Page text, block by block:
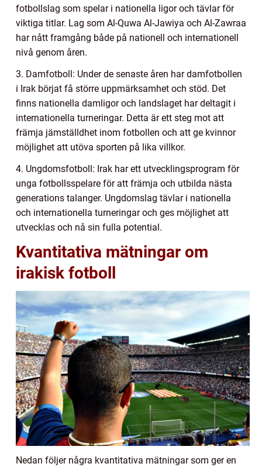
fotbollslag som spelar i nationella ligor och tävlar för
viktiga titlar. Lag som Al-Quwa Al-Jawiya och Al-Zawraa
har nått framgång både på nationell och internationell
nivå genom åren.
3. Damfotboll: Under de senaste åren har damfotbollen
i Irak börjat få större uppmärksamhet och stöd. Det
finns nationella damligor och landslaget har deltagit i
internationella turneringar. Detta är ett steg mot att
främja jämställdhet inom fotbollen och att ge kvinnor
möjlighet att utöva sporten på lika villkor.
4. Ungdomsfotboll: Irak har ett utvecklingsprogram för
unga fotbollsspelare för att främja och utbilda nästa
generations talanger. Ungdomslag tävlar i nationella
och internationella turneringar och ges möjlighet att
utvecklas och nå sin fulla potential.
Kvantitativa mätningar om
irakisk fotboll
Nedan följer några kvantitativa mätningar som ger en